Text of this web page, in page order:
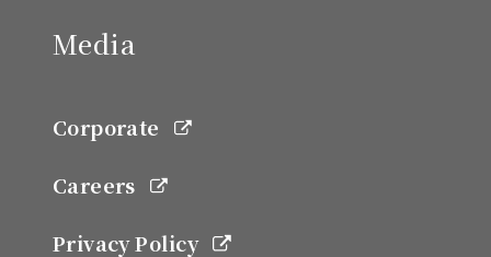
Media
Corporate
Careers
Privacy Policy